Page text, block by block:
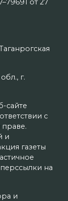
от 27
г.
сайте
с
и
газеты
на
и